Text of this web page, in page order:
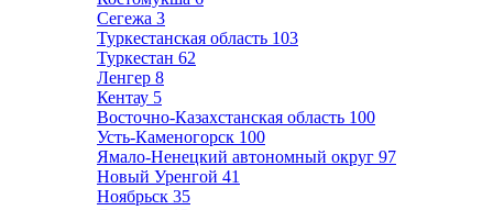
Сегежа 3
Туркестанская область 103
Туркестан 62
Ленгер 8
Кентау 5
Восточно-Казахстанская область 100
Усть-Каменогорск 100
Ямало-Ненецкий автономный округ 97
Новый Уренгой 41
Ноябрьск 35